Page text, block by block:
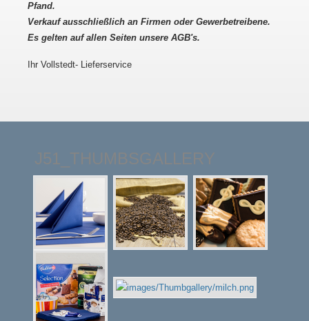
Pfand.
Verkauf ausschließlich an Firmen oder Gewerbetreibene.
Es gelten auf allen Seiten unsere AGB's.
Ihr Vollstedt- Lieferservice
J51_THUMBSGALLERY